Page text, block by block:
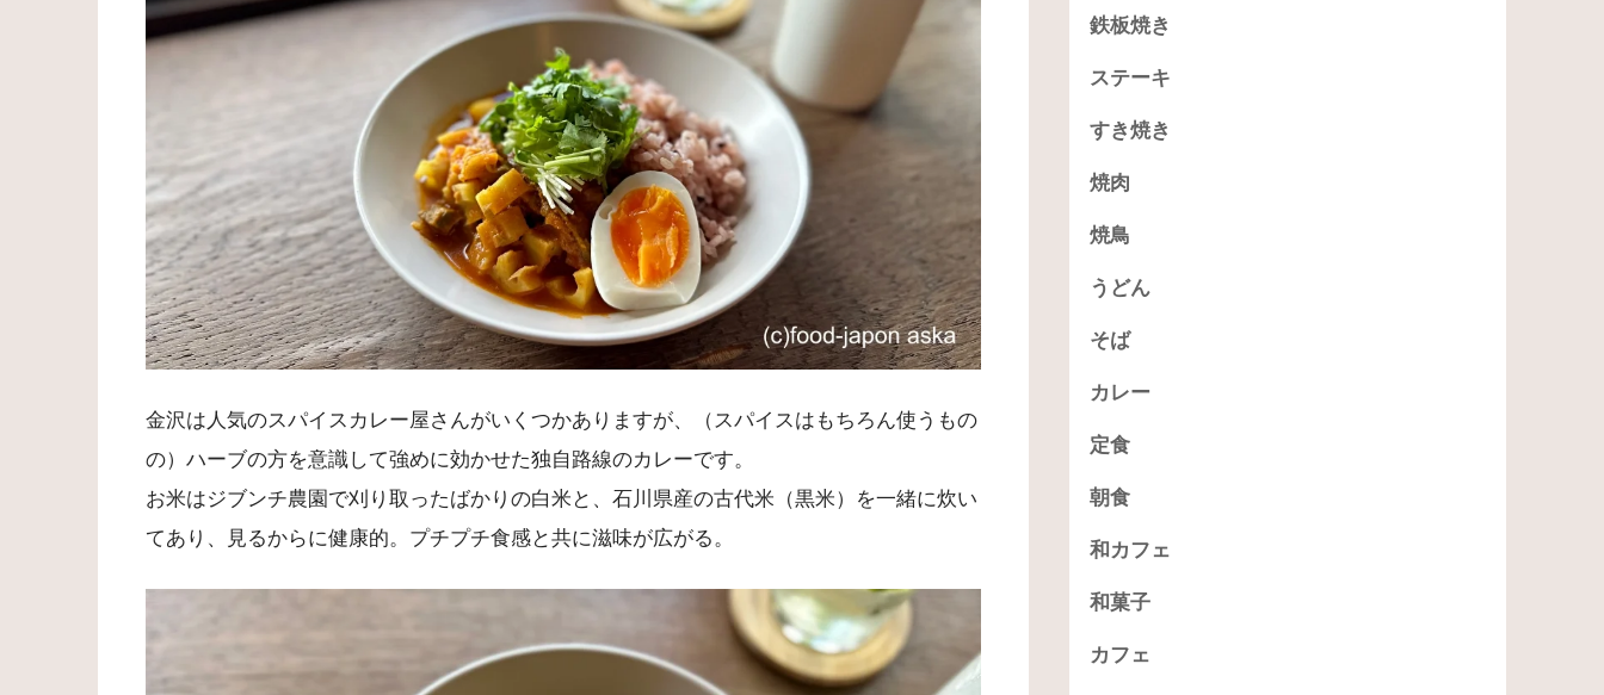
金沢は人気のスパイスカレー屋さんがいくつかありますが、（スパイスはもちろん使うもの
の）ハーブの方を意識して強めに効かせた独自路線のカレーです。
お米はジブンチ農園で刈り取ったばかりの白米と、石川県産の古代米（黒米）を一緒に炊い
てあり、見るからに健康的。プチプチ食感と共に滋味が広がる。
鉄板焼き
ステーキ
すき焼き
焼肉
焼鳥
うどん
そば
カレー
定食
朝食
和カフェ
和菓子
カフェ